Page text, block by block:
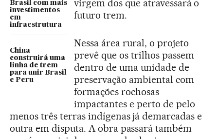
Brasil com mais
investimentos
em
infraestrutura
China
construirá uma
linha de trem
para unir Brasil
e Peru
virgem dos que atravessará o
futuro trem.
Nessa área rural, o projeto
prevê que os trilhos passem
dentro de uma unidade de
preservação ambiental com
formações rochosas
impactantes e perto de pelo
menos três terras indígenas já demarcadas e
outra em disputa. A obra passará também